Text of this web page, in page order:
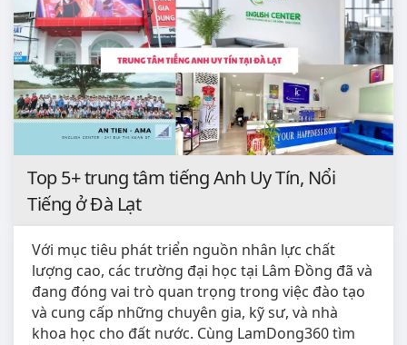
Top 5+ trung tâm tiếng Anh Uy Tín, Nổi
Tiếng ở Đà Lạt
Với mục tiêu phát triển nguồn nhân lực chất
lượng cao, các trường đại học tại Lâm Đồng đã và
đang đóng vai trò quan trọng trong việc đào tạo
và cung cấp những chuyên gia, kỹ sư, và nhà
khoa học cho đất nước. Cùng LamDong360 tìm